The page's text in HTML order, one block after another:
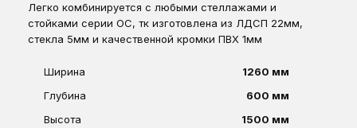
Легко комбинируется с любыми стеллажами и
стойками серии ОС, тк изготовлена из ЛДСП 22мм,
стекла 5мм и качественной кромки ПВХ 1мм
Ширина
1260 мм
Глубина
600 мм
Высота
1500 мм